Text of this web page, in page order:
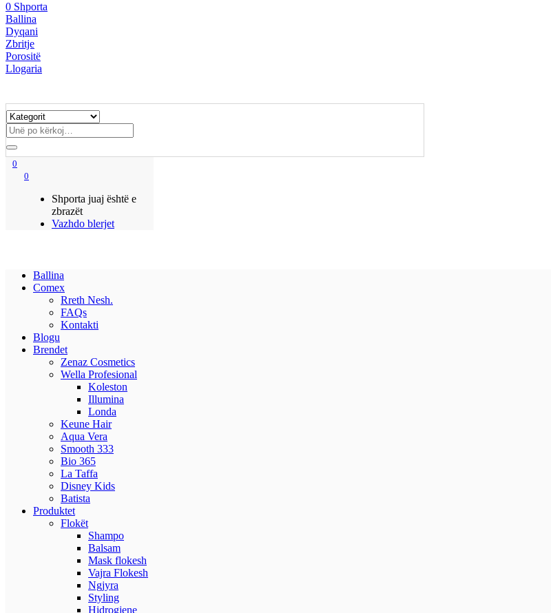
0 Shporta
Ballina
Dyqani
Zbritje
Porositë
Llogaria
0
0
Shporta juaj është e
zbrazët
Vazhdo blerjet
Ballina
Comex
Rreth Nesh.
FAQs
Kontakti
Blogu
Brendet
Zenaz Cosmetics
Wella Profesional
Koleston
Illumina
Londa
Keune Hair
Aqua Vera
Smooth 333
Bio 365
La Taffa
Disney Kids
Batista
Produktet
Flokët
Shampo
Balsam
Mask flokesh
Vajra Flokesh
Ngjyra
Styling
Hidrogjene